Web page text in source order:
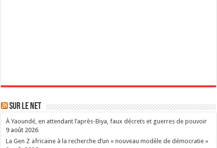
Sur le Net
À Yaoundé, en attendant l’après-Biya, faux décrets et guerres de pouvoir
9 août 2026
La Gen Z africaine à la recherche d’un « nouveau modèle de démocratie »